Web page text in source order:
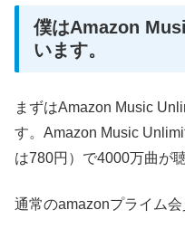
僕はAmazon
います。
まずはAmazon Music
す。Amazon Music
は780円）で4000万曲が
通常のamazonプライム